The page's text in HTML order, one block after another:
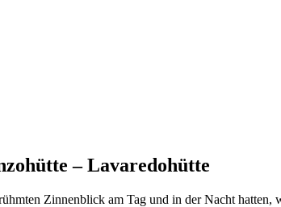
– Lavaredohütte
Zinnenblick am Tag und in der Nacht hatten,